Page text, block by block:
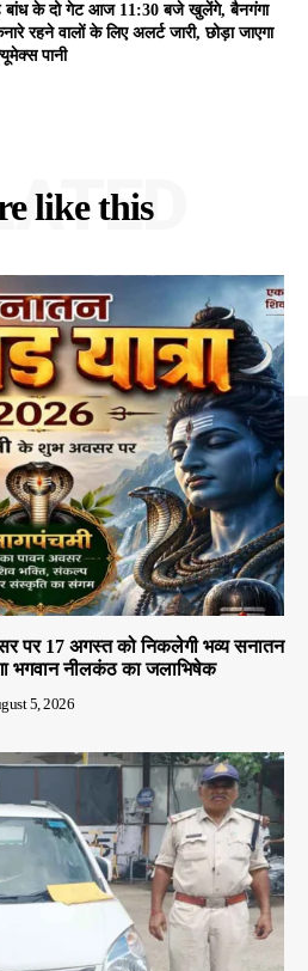
बांध के दो गेट आज 11:30 बजे खुलेंगे, बैनगंगा
रहने वालों के लिए अलर्ट जारी, छोड़ा जाएगा
पानी
like this
पर 17 अगस्त को निकलेगी भव्य सनातन
भगवान नीलकंठ का जलाभिषेक
5, 2026